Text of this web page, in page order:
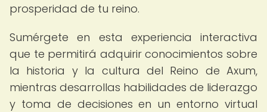
prosperidad de tu reino.
Sumérgete en esta experiencia interactiva
que te permitirá adquirir conocimientos sobre
la historia y la cultura del Reino de Axum,
mientras desarrollas habilidades de liderazgo
y toma de decisiones en un entorno virtual